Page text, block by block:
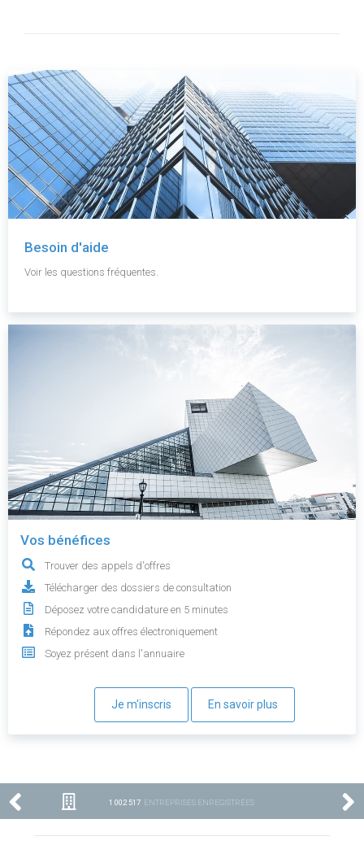
Besoin d'aide
Voir les questions fréquentes.
Vos bénéfices
Trouver des appels d'offres
Télécharger des dossiers de consultation
Déposez votre candidature en 5 minutes
Répondez aux offres électroniquement
Soyez présent dans l'annuaire
Je m'inscris En savoir plus
1 002 517 ENTREPRISES ENREGISTRÉES